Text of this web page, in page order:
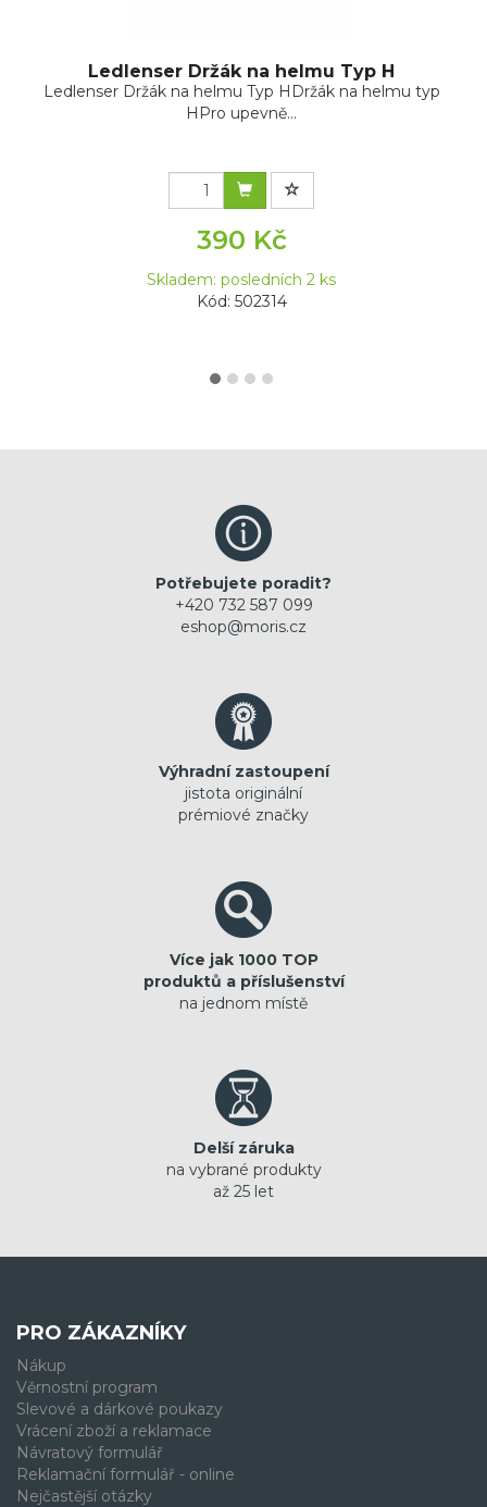
Ledlenser Držák na helmu Typ H
Ledlenser Držák na helmu Typ HDržák na helmu typ
HPro upevně...
390 Kč
Skladem: posledních 2 ks
Kód: 502314
Potřebujete poradit?
+420 732 587 099
eshop@moris.cz
Výhradní zastoupení
jistota originální
prémiové značky
Více jak 1000 TOP
produktů a příslušenství
na jednom místě
Delší záruka
na vybrané produkty
až 25 let
PRO ZÁKAZNÍKY
Nákup
Věrnostní program
Slevové a dárkové poukazy
Vrácení zboží a reklamace
Návratový formulář
Reklamační formulář - online
Nejčastější otázky